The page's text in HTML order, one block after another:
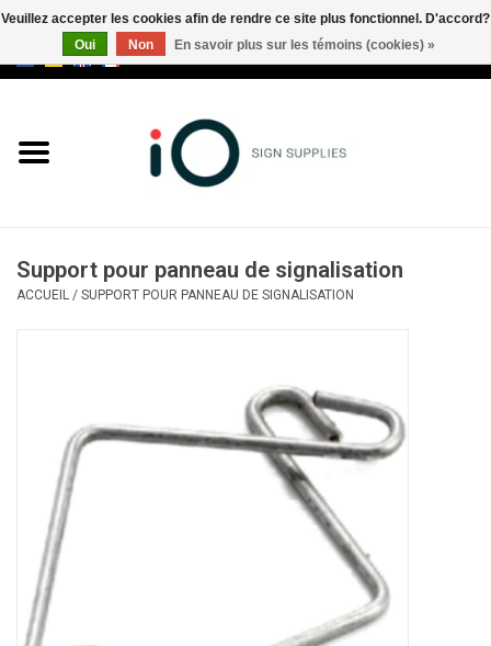
Marques
Appelez-nous au +32 3 353 67
Support pour panneau de signalisation
ACCUEIL / SUPPORT POUR PANNEAU DE SIGNALISATION
Veuillez accepter les cookies afin de rendre ce site plus fonctionnel. D'accord?
Oui
Non En savoir plus sur les témoins (cookies) »